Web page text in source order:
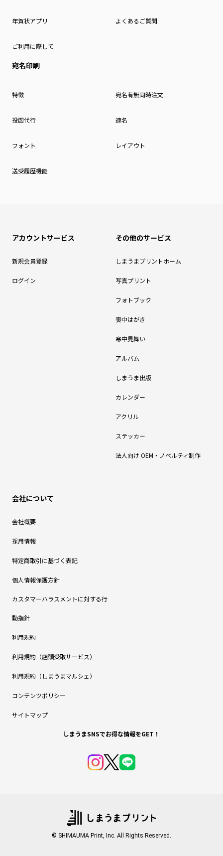
年賀状アプリ よくあるご質問
ご利用に際して
宛名印刷
特徴 宛名有無同時注文
投函代行 連名
フォント レイアウト
送受履歴機能
アカウントサービス
新規会員登録
ログイン
その他のサービス
しまうまプリントホーム
写真プリント
フォトブック
喪中はがき
寒中見舞い
アルバム
しまうま出版
カレンダー
アクリル
ステッカー
法人向け OEM・ノベルティ制作
会社について
会社概要
採用情報
特定商取引に基づく表記
個人情報保護方針
カスタマーハラスメントに対する行
動指針
利用規約
利用規約（店頭受取サービス）
利用規約（しまうまマルシェ）
コンテンツポリシー
サイトマップ
しまうまSNSでお得な情報をGET！
© SHIMAUMA Print, Inc. All Rights Reserved.